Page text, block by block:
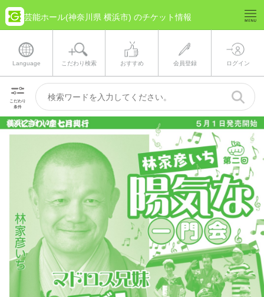
芸能ホール(神奈川県 横浜市) のチケット情報
Language こだわり検索 おすすめ 会員登録 ログイン
こだわり
条件